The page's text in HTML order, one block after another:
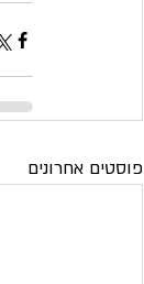
פוסטים אחרונים